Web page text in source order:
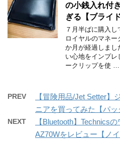
の小銭入れ付
ぎる【ブライ
７月半ばに購入
ロイヤルのマネー
か月が経過しまし
い心地をインプ
ークリップを使 …
PREV
【冒険用品/Jet Setter】
ニアを買ってみた【パッ
NEXT
【Bluetooth】Technics
AZ70Wをレビュー【ノ